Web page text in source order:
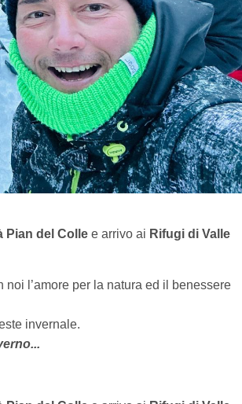
Pian del Collee arrivo ai Rifugi di Valle
l’amore per la natura ed il benessere
invernale.